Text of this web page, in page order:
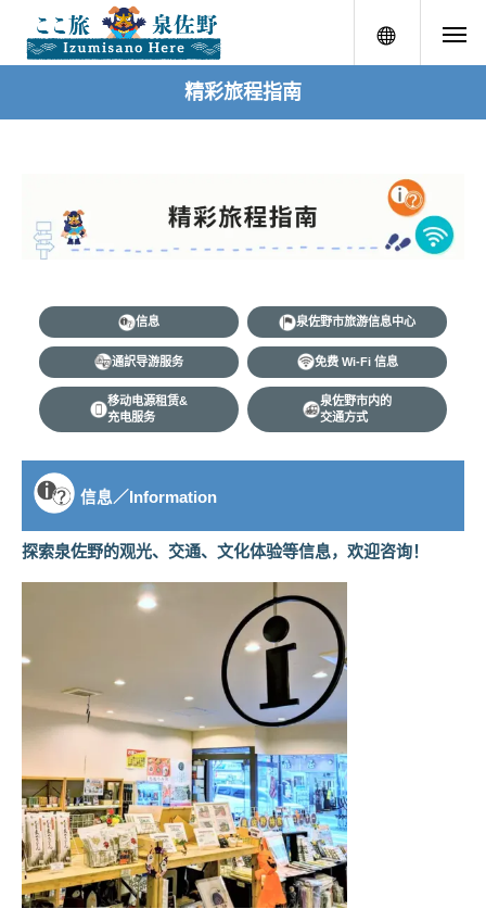
menu
精彩旅程指南
信息 泉佐野市旅游信息中心
通訳导游服务 免费 Wi-Fi 信息
移动电源租赁&
充电服务
泉佐野市内的
交通方式
信息／ Information
探索泉佐野的观光、交通、文化体验等信息，欢迎咨询！